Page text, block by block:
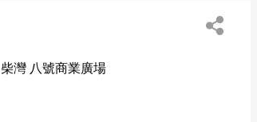
柴灣 八號商業廣場